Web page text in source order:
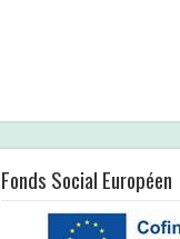
Fonds Social Européen